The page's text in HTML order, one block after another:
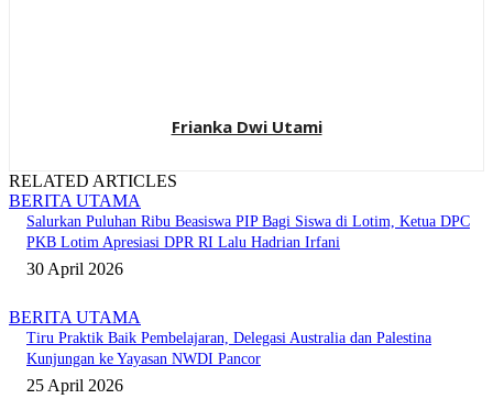
Frianka Dwi Utami
RELATED ARTICLES
BERITA UTAMA
Salurkan Puluhan Ribu Beasiswa PIP Bagi Siswa di Lotim, Ketua DPC
PKB Lotim Apresiasi DPR RI Lalu Hadrian Irfani
30 April 2026
BERITA UTAMA
Tiru Praktik Baik Pembelajaran, Delegasi Australia dan Palestina
Kunjungan ke Yayasan NWDI Pancor
25 April 2026